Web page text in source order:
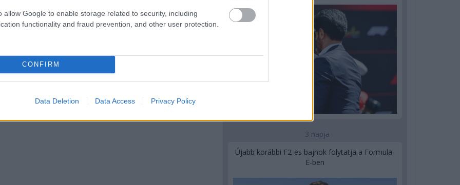
allow Google to enable storage related to security, including
functionality and fraud prevention, and other user protection.
CONFIRM
Data Deletion Data Access Privacy Policy
3 napja
Újabb korábbi F2-es bajnok folytatja a Formula-
E-ben